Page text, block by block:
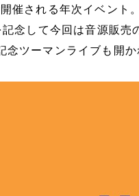
催される年次イベント
念して今回は音源販売
ツーマンライブも開か